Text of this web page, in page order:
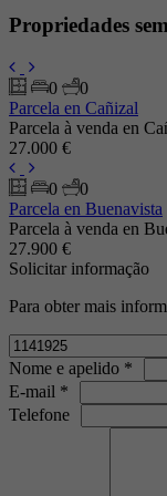
Propriedades
0 0
Parcela en Cañizal
Parcela à venda en
27.000 €
0 0
Parcela en Buenavista
Parcela à venda en
27.900 €
Solicitar informação
Para obter mais
Nome e apelido *
E-mail *
Telefone